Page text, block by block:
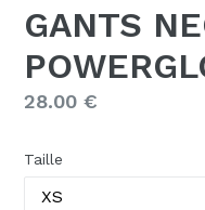
GANTS
Prix
28.00 €
Taille